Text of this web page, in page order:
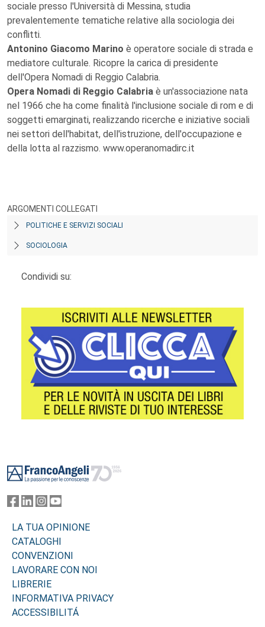
sociale presso l'Università di Messina, studia
prevalentemente tematiche relative alla sociologia dei
conflitti.
Antonino Giacomo Marino è operatore sociale di strada e
mediatore culturale. Ricopre la carica di presidente
dell'Opera Nomadi di Reggio Calabria.
Opera Nomadi di Reggio Calabria è un'associazione nata
nel 1966 che ha come finalità l'inclusione sociale di rom e di
soggetti emarginati, realizzando ricerche e iniziative sociali
nei settori dell'habitat, dell'istruzione, dell'occupazione e
della lotta al razzismo. www.operanomadirc.it
ARGOMENTI COLLEGATI
POLITICHE E SERVIZI SOCIALI
SOCIOLOGIA
Condividi su:
LA TUA OPINIONE
CATALOGHI
CONVENZIONI
LAVORARE CON NOI
LIBRERIE
INFORMATIVA PRIVACY
ACCESSIBILITÁ